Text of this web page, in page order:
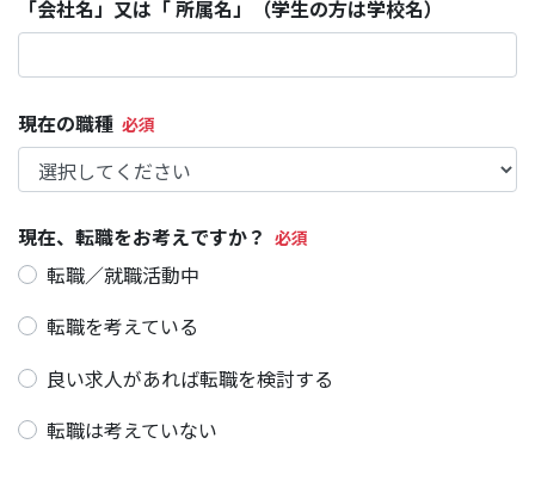
「会社名」又は「 所属名」（学生の方は学校名）
現在の職種
現在、転職をお考えですか？
転職／就職活動中
転職を考えている
良い求人があれば転職を検討する
転職は考えていない